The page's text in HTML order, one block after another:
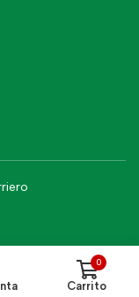
0
Carrito